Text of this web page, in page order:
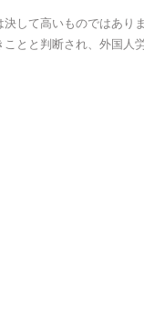
して高いものではあ
とと判断され、外国